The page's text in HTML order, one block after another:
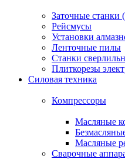
Заточные станки
Рейсмусы
Установки
Ленточные пилы
Станки
Плиткорезы
Силовая техника
Компрессоры
Масляные
Масляные
Сварочные